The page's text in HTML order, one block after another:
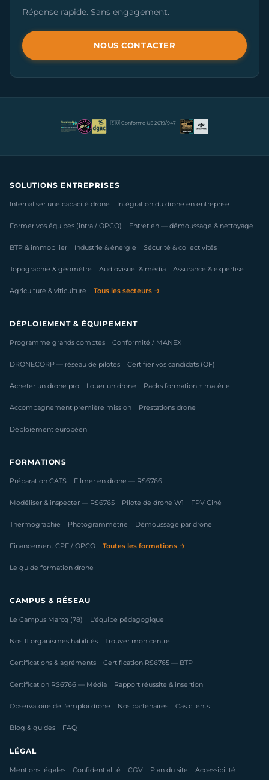
Réponse rapide. Sans engagement.
NOUS CONTACTER
🇪🇺 Conforme UE 2019/947
SOLUTIONS ENTREPRISES
Internaliser une capacité drone Intégration du drone en entreprise
Former vos équipes (intra / OPCO) Entretien — démoussage & nettoyage
BTP & immobilier Industrie & énergie Sécurité & collectivités
Topographie & géomètre Audiovisuel & média Assurance & expertise
Agriculture & viticulture Tous les secteurs →
DÉPLOIEMENT & ÉQUIPEMENT
Programme grands comptes Conformité / MANEX
DRONECORP — réseau de pilotes Certifier vos candidats (OF)
Acheter un drone pro Louer un drone Packs formation + matériel
Accompagnement première mission Prestations drone
Déploiement européen
FORMATIONS
Préparation CATS Filmer en drone — RS6766
Modéliser & inspecter — RS6765 Pilote de drone W1 FPV Ciné
Thermographie Photogrammétrie Démoussage par drone
Financement CPF / OPCO Toutes les formations →
Le guide formation drone
CAMPUS & RÉSEAU
Le Campus Marcq (78) L'équipe pédagogique
Nos 11 organismes habilités Trouver mon centre
Certifications & agréments Certification RS6765 — BTP
Certification RS6766 — Média Rapport réussite & insertion
Observatoire de l'emploi drone Nos partenaires Cas clients
Blog & guides FAQ
LÉGAL
Mentions légales Confidentialité CGV Plan du site Accessibilité